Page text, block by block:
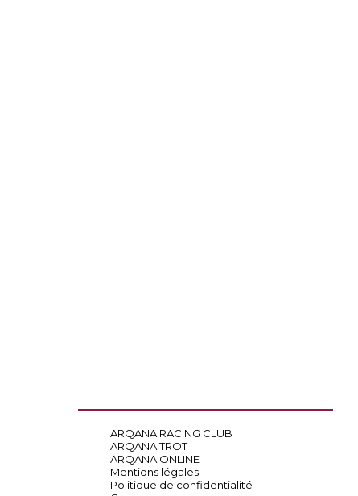
ARQANA RACING CLUB
ARQANA TROT
ARQANA ONLINE
Mentions légales
Politique de confidentialité